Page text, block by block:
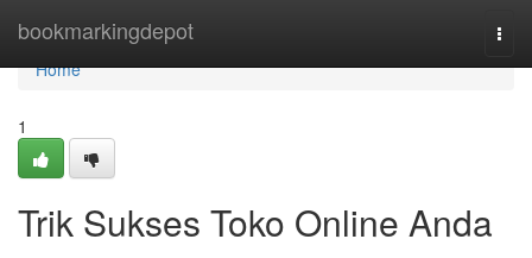
bookmarkingdepot
Home
Home
1
Trik Sukses Toko Online Anda